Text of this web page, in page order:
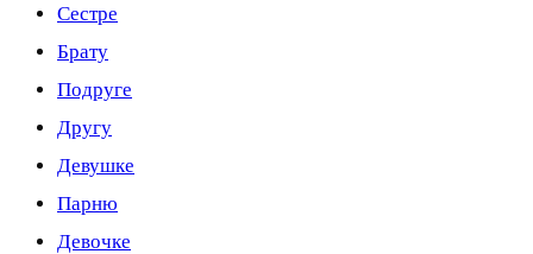
Сестре
Брату
Подруге
Другу
Девушке
Парню
Девочке